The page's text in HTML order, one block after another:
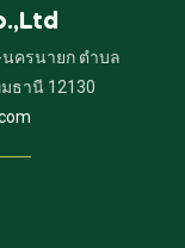
ครนายก ตำบล
ธานี 12130